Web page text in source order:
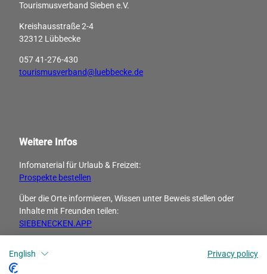
English Privacy policy
Tourismusverband Sieben e.V.
Kreishausstraße 2-4
32312 Lübbecke
057 41-276-430
tourismusverband@luebbecke.de
Weitere Infos
Infomaterial für Urlaub & Freizeit:
Prospekte bestellen
Über die Orte informieren, Wissen unter Beweis stellen oder
Inhalte mit Freunden ­teilen:
SIEBENECKEN.APP
I
F